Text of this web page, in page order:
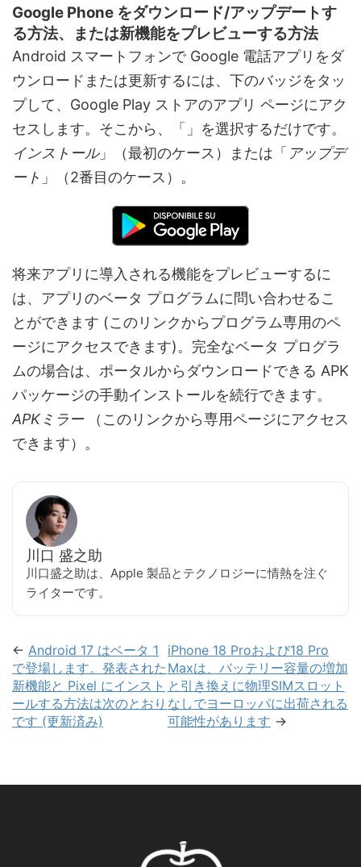
Google Phone をダウンロード/アップデートす
る方法、または新機能をプレビューする方法
Android スマートフォンで Google 電話アプリをダ
ウンロードまたは更新するには、下のバッジをタッ
プして、Google Play ストアのアプリ ページにアク
セスします。そこから、「」を選択するだけです。
インストール」（最初のケース）または「 アップデ
ート 」（2番目のケース）。
将来アプリに導入される機能をプレビューするに
は、アプリのベータ プログラムに問い合わせるこ
とができます (このリンクからプログラム専用のペ
ージにアクセスできます)。完全なベータ プログラ
ムの場合は、ポータルからダウンロードできる APK
パッケージの手動インストールを続行できます。
APKミラー（このリンクから専用ページにアクセス
できます）。
川口 盛之助
川口盛之助は、Apple 製品とテクノロジーに情熱を注ぐ
ライターです。
← Android 17 はベータ 1
で登場します。発表された
新機能と Pixel にインスト
ールする方法は次のとおり
です (更新済み)
iPhone 18 Proおよび18 Pro
Maxは、バッテリー容量の増加
と引き換えに物理SIMスロット
なしでヨーロッパに出荷される
可能性があります →